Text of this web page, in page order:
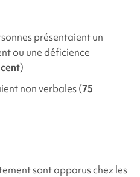
présentaient un
ou une déficience
)
non verbales (75
sont apparus chez les